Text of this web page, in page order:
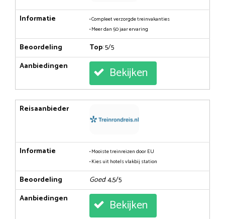
Informatie
• Compleet verzorgde treinvakanties
• Meer dan 50 jaar ervaring
Beoordeling Top: 5/5
Aanbiedingen
Bekijken
Reisaanbieder
Informatie
• Mooiste treinreizen door EU
• Kies uit hotels vlakbij station
Beoordeling Goed: 4,5/5
Aanbiedingen
Bekijken